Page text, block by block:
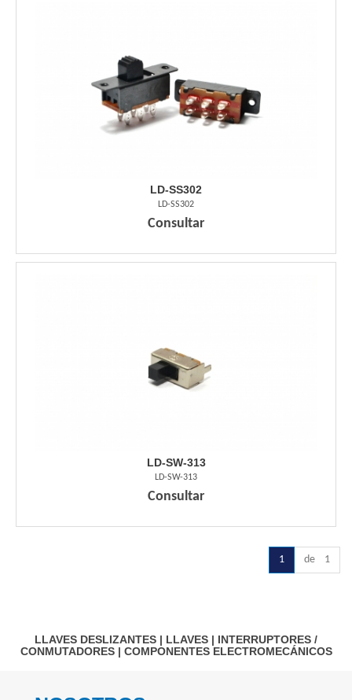
LD-SS302
LD-SS302
Consultar
LD-SW-313
LD-SW-313
Consultar
1 de 1
LLAVES DESLIZANTES | LLAVES | INTERRUPTORES /
CONMUTADORES| COMPONENTES ELECTROMECÁNICOS